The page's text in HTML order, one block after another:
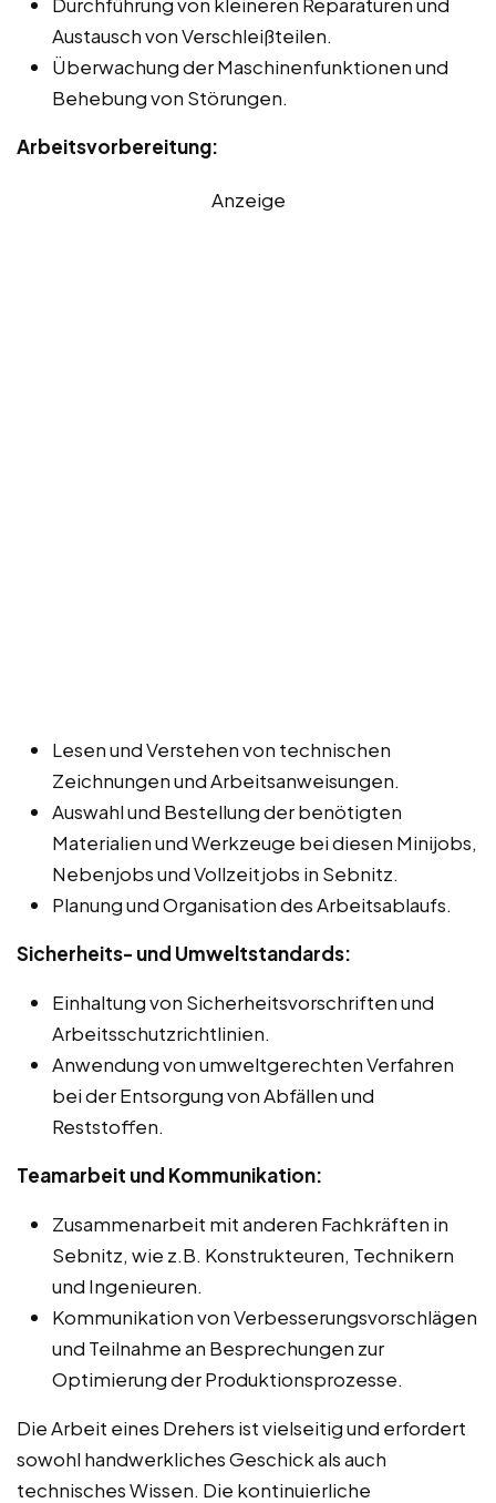
Austausch von Verschleißteilen.
Überwachung der Maschinenfunktionen und
Behebung von Störungen.
Arbeitsvorbereitung:
Anzeige
Lesen und Verstehen von technischen
Zeichnungen und Arbeitsanweisungen.
Auswahl und Bestellung der benötigten
Materialien und Werkzeuge bei diesen Minijobs,
Nebenjobs und Vollzeitjobs in Sebnitz.
Planung und Organisation des Arbeitsablaufs.
Sicherheits- und Umweltstandards:
Einhaltung von Sicherheitsvorschriften und
Arbeitsschutzrichtlinien.
Anwendung von umweltgerechten Verfahren
bei der Entsorgung von Abfällen und
Reststoffen.
Teamarbeit und Kommunikation:
Zusammenarbeit mit anderen Fachkräften in
Sebnitz, wie z.B. Konstrukteuren, Technikern
und Ingenieuren.
Kommunikation von Verbesserungsvorschlägen
und Teilnahme an Besprechungen zur
Optimierung der Produktionsprozesse.
Die Arbeit eines Drehers ist vielseitig und erfordert
sowohl handwerkliches Geschick als auch
technisches Wissen. Die kontinuierliche